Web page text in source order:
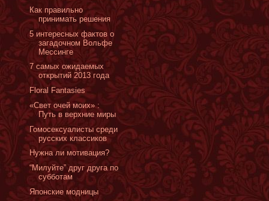
Как правильно
принимать решения
5 интересных фактов о
загадочном Вольфе
Мессинге
7 самых ожидаемых
открытий 2013 года
Floral Fantasies
«Свет очей моих» :
Путь в верхние миры
Гомосексуалисты среди
русских классиков
Нужна ли мотивация?
“Милуйте” друг друга по
субботам
Японские модницы